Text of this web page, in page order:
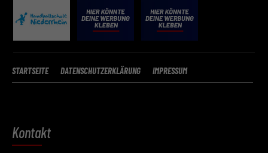
STARTSEITE DATENSCHUTZERKLÄRUNG IMPRESSUM
Kontakt